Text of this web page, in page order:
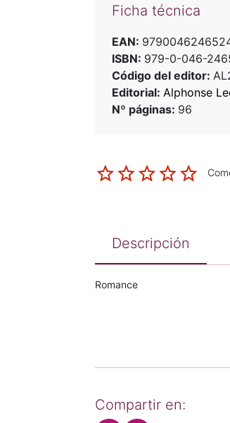
Ficha técnica
EAN:
ISBN: 979-0-046-
Código del editor:
Editorial: Alphonse
Nº páginas: 96
Descripción
Romance
Compartir en: